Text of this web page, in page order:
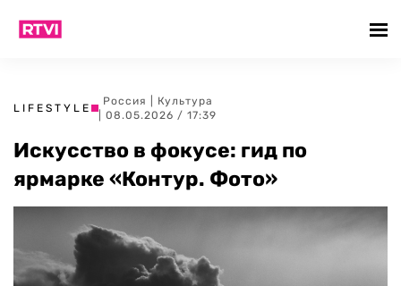
LIFESTYLE
Россия
Культура
| 08.05.2026 / 17:39
Искусство в фокусе: гид по
ярмарке «Контур. Фото»